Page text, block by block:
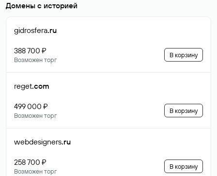
Домены с историей
gidrosfera.ru
388 700 ₽
Возможен торг
В корзину
reget.com
499 000 ₽
Возможен торг
В корзину
webdesigners.ru
258 700 ₽
Возможен торг
В корзину